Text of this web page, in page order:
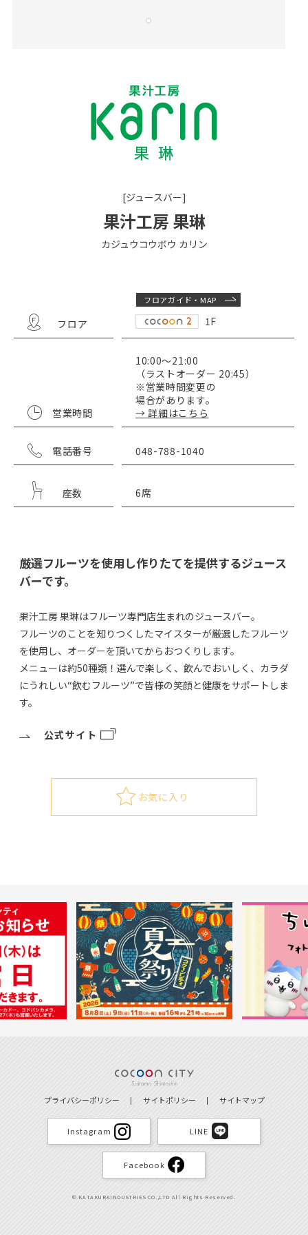
[ジュースバー]
果汁工房 果琳
カジュウコウボウ カリン
フロア
フロアガイド・MAP
1F
営業時間
10:00～21:00
（ラストオーダー 20:45）
※営業時間変更の
場合があります。
→ 詳細はこちら
電話番号 048-788-1040
座数 6席
厳選フルーツを使用し作りたてを提供するジュース
バーです。
果汁工房 果琳はフルーツ専門店生まれのジュースバー。
フルーツのことを知りつくしたマイスターが厳選したフルーツ
を使用し、オーダーを頂いてからおつくりします。
メニューは約50種類！選んで楽しく、飲んでおいしく、カラダ
にうれしい“飲むフルーツ”で皆様の笑顔と健康をサポートしま
す。
公式サイト
お気に入り
プライバシーポリシー サイトポリシー サイトマップ
Instagram LINE
Facebook
© KATAKURAINDUSTRIES CO.,LTD All Rights Reserved.